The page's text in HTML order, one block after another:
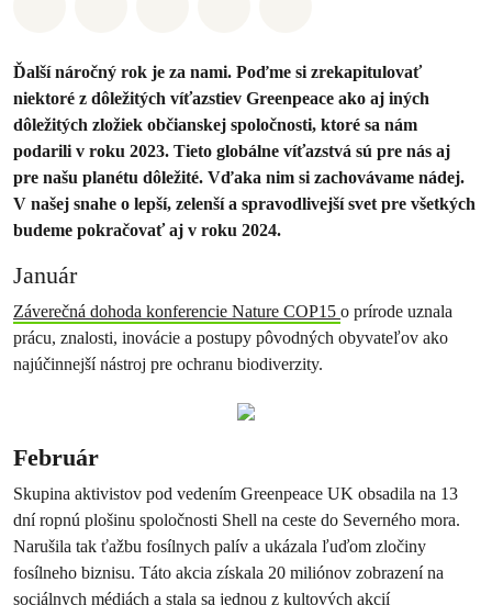
Ďalší náročný rok je za nami. Poďme si zrekapitulovať
niektoré z dôležitých víťazstiev Greenpeace ako aj iných
dôležitých zložiek občianskej spoločnosti, ktoré sa nám
podarili v roku 2023. Tieto globálne víťazstvá sú pre nás aj
pre našu planétu dôležité. Vďaka nim si zachovávame nádej.
V našej snahe o lepší, zelenší a spravodlivejší svet pre všetkých
budeme pokračovať aj v roku 2024.
Január
Záverečná dohoda konferencie Nature COP15 o prírode uznala
prácu, znalosti, inovácie a postupy pôvodných obyvateľov ako
najúčinnejší nástroj pre ochranu biodiverzity.
Február
Skupina aktivistov pod vedením Greenpeace UK obsadila na 13
dní ropnú plošinu spoločnosti Shell na ceste do Severného mora.
Narušila tak ťažbu fosílnych palív a ukázala ľuďom zločiny
fosílneho biznisu. Táto akcia získala 20 miliónov zobrazení na
sociálnych médiách a stala sa jednou z kultových akcií